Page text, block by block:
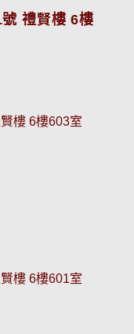
禮賢樓 6樓
樓 6樓603室
樓 6樓601室